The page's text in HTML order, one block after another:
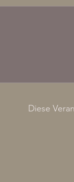
Diese